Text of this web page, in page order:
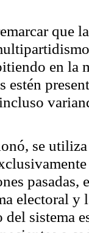
que
en la
estén
se
electoral y
sistema